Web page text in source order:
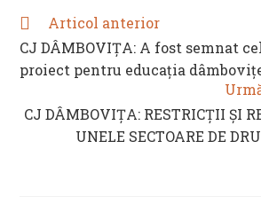
READ
MORE
ARTICLES
Articol anterior
CJ DÂMBOVIȚA: A fost semnat
proiect pentru educația
CJ DÂMBOVIȚA: RESTRICȚII ȘI
UNELE SECTOARE DE